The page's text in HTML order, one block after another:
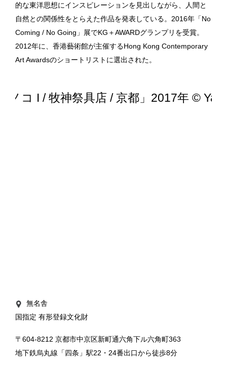
的な東洋思想にインスピレーションを見出しながら、人間と
自然との関係性をとらえた作品を発表している。2016年「No
Coming / No Going」展でKG＋AWARDグランプリを受賞。
2012年に、香港藝術館が主催するHong Kong Contemporary
Art Awardsのショートリストに選出された。

無名舎
国指定 有形登録文化財
〒604-8212 京都市中京区新町通六角下ル六角町363
地下鉄烏丸線「四条」駅22・24番出口から徒歩8分